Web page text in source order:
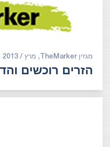
מגזין TheMarker, מרץ / 2013
הזרים רוכשים